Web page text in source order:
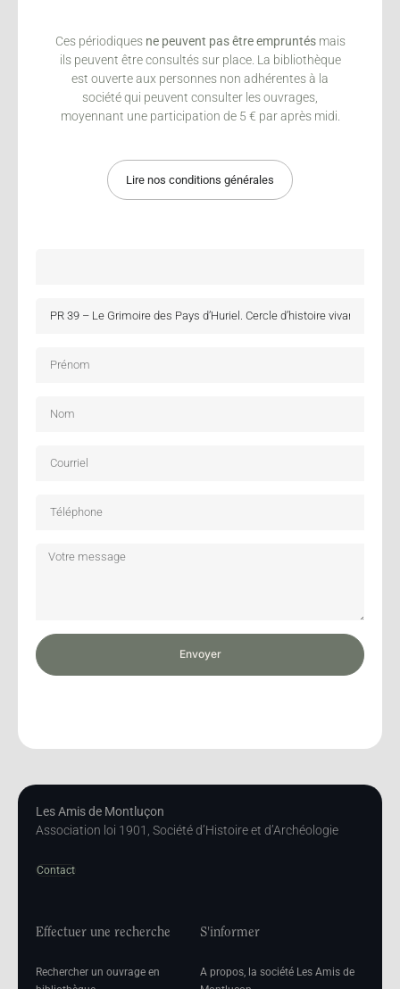
Ces périodiques ne peuvent pas être empruntésmais
ils peuvent être consultés sur place. La bibliothèque
est ouverte aux personnes non adhérentes à la
société qui peuvent consulter les ouvrages,
moyennant une participation de 5 € par après midi.
Lire nos conditions générales
Envoyer
Les Amis de Montluçon
Association loi 1901, Société d’Histoire et d’Archéologie
Contact
Effectuer une recherche
Rechercher un ouvrage en
S'informer
A propos, la société Les Amis de